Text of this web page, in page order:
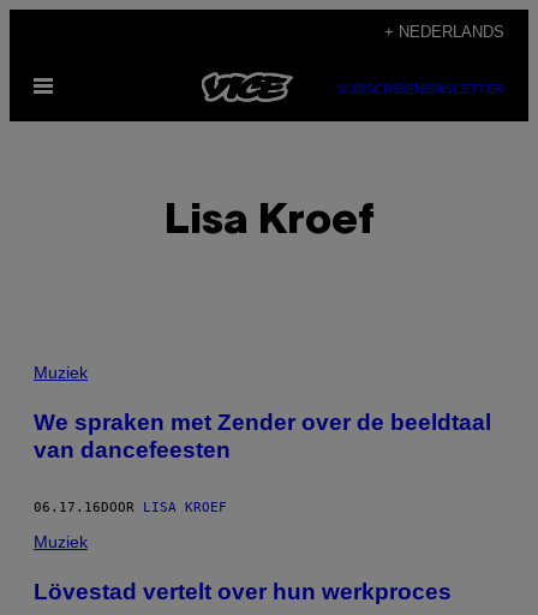
de
+ NEDERLANDS
Open
SUBSCRIBENEWSLETTER
Lisa Kroef
POSTS
BY
THIS
AUTHOR
Muziek
We spraken met Zender over de beeldtaal
van dancefeesten
06.17.16DOOR LISA KROEF
Muziek
Lövestad vertelt over hun werkproces